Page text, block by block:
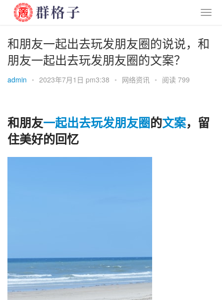
和朋友一起出去玩发朋友圈的说说，和
朋友一起出去玩发朋友圈的文案？
admin • 2023年7月1日 pm3:38 • 网络资讯 • 阅读 799
和朋友一起出去玩发朋友圈的文案，留
住美好的回忆